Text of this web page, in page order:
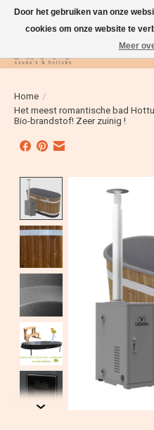
Home /
Het meest romantische bad
Bio-brandstof! Zeer zuinig !
Door het gebruiken van onze
cookies om onze website te
Meer